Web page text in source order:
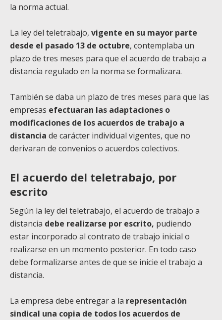
la norma actual.
La ley del teletrabajo, vigente en su mayor parte
desde el pasado 13 de octubre, contemplaba un
plazo de tres meses para que el acuerdo de trabajo a
distancia regulado en la norma se formalizara.
También se daba un plazo de tres meses para que las
empresas efectuaran las adaptaciones o
modificaciones de los acuerdos de trabajo a
distancia de carácter individual vigentes, que no
derivaran de convenios o acuerdos colectivos.
El acuerdo del teletrabajo, por
escrito
Según la ley del teletrabajo, el acuerdo de trabajo a
distancia debe realizarse por escrito, pudiendo
estar incorporado al contrato de trabajo inicial o
realizarse en un momento posterior. En todo caso
debe formalizarse antes de que se inicie el trabajo a
distancia.
La empresa debe entregar a la representación
sindical una copia de todos los acuerdos de